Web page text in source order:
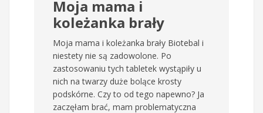
Moja mama i
koleżanka brały
Moja mama i koleżanka brały Biotebal i
niestety nie są zadowolone. Po
zastosowaniu tych tabletek wystąpiły u
nich na twarzy duże bolące krosty
podskórne. Czy to od tego napewno? Ja
zaczęłam brać, mam problematyczna